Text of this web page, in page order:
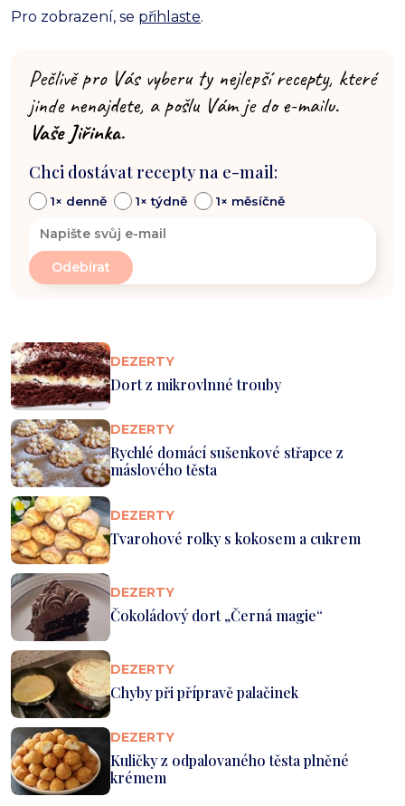
Pro zobrazení, se přihlaste.
Pečlivě pro Vás vyberu ty nejlepší recepty, které
jinde nenajdete, a pošlu Vám je do e-mailu.
Vaše Jiřinka.
Chci dostávat recepty na e-mail:
1× denně 1× týdně 1× měsíčně
DEZERTY
Dort z mikrovlnné trouby
DEZERTY
Rychlé domácí sušenkové střapce z
máslového těsta
DEZERTY
Tvarohové rolky s kokosem a cukrem
DEZERTY
Čokoládový dort „Černá magie“
DEZERTY
Chyby při přípravě palačinek
DEZERTY
Kuličky z odpalovaného těsta plněné
krémem